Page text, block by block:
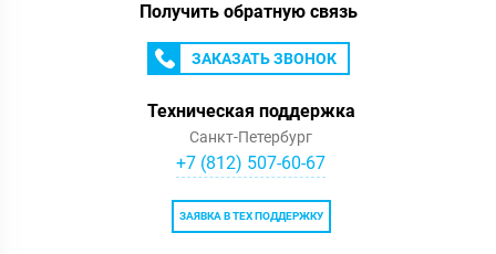
Получить обратную связь
ЗАКАЗАТЬ ЗВОНОК
Техническая поддержка
Санкт-Петербург
+7 (812) 507-60-67
ЗАЯВКА В ТЕХ ПОДДЕРЖКУ